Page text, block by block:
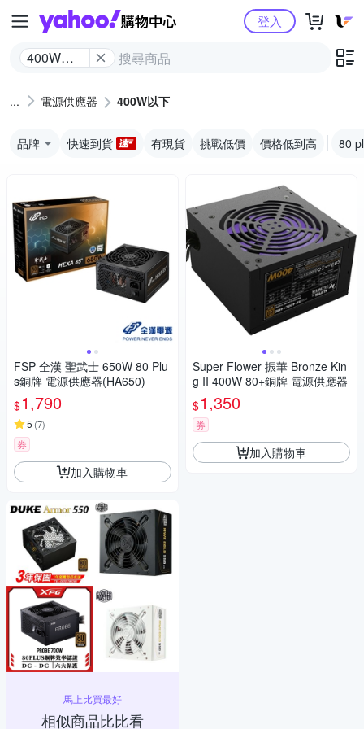
Yahoo購物中心
400W以
登入
電源供應器 400W以下
品牌 快速到貨 有現貨 挑戰低價 價格低到高 80
FSP 全漢 聖武士 650W 80 Plu
s銅牌 電源供應器(HA650)
$1,790
5 (7)
券
加入購物車
馬上比買最好
相似商品比比看
Super Flower 振華 Bronze Kin
g II 400W 80+銅牌 電源供應器
$1,350
券
加入購物車